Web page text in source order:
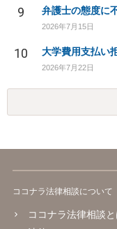
9 弁護士の態度に
2026年7月15日
10 大学費用支払い
2026年7月22日
ココナラ法律相談について
ココナラ法律相談と